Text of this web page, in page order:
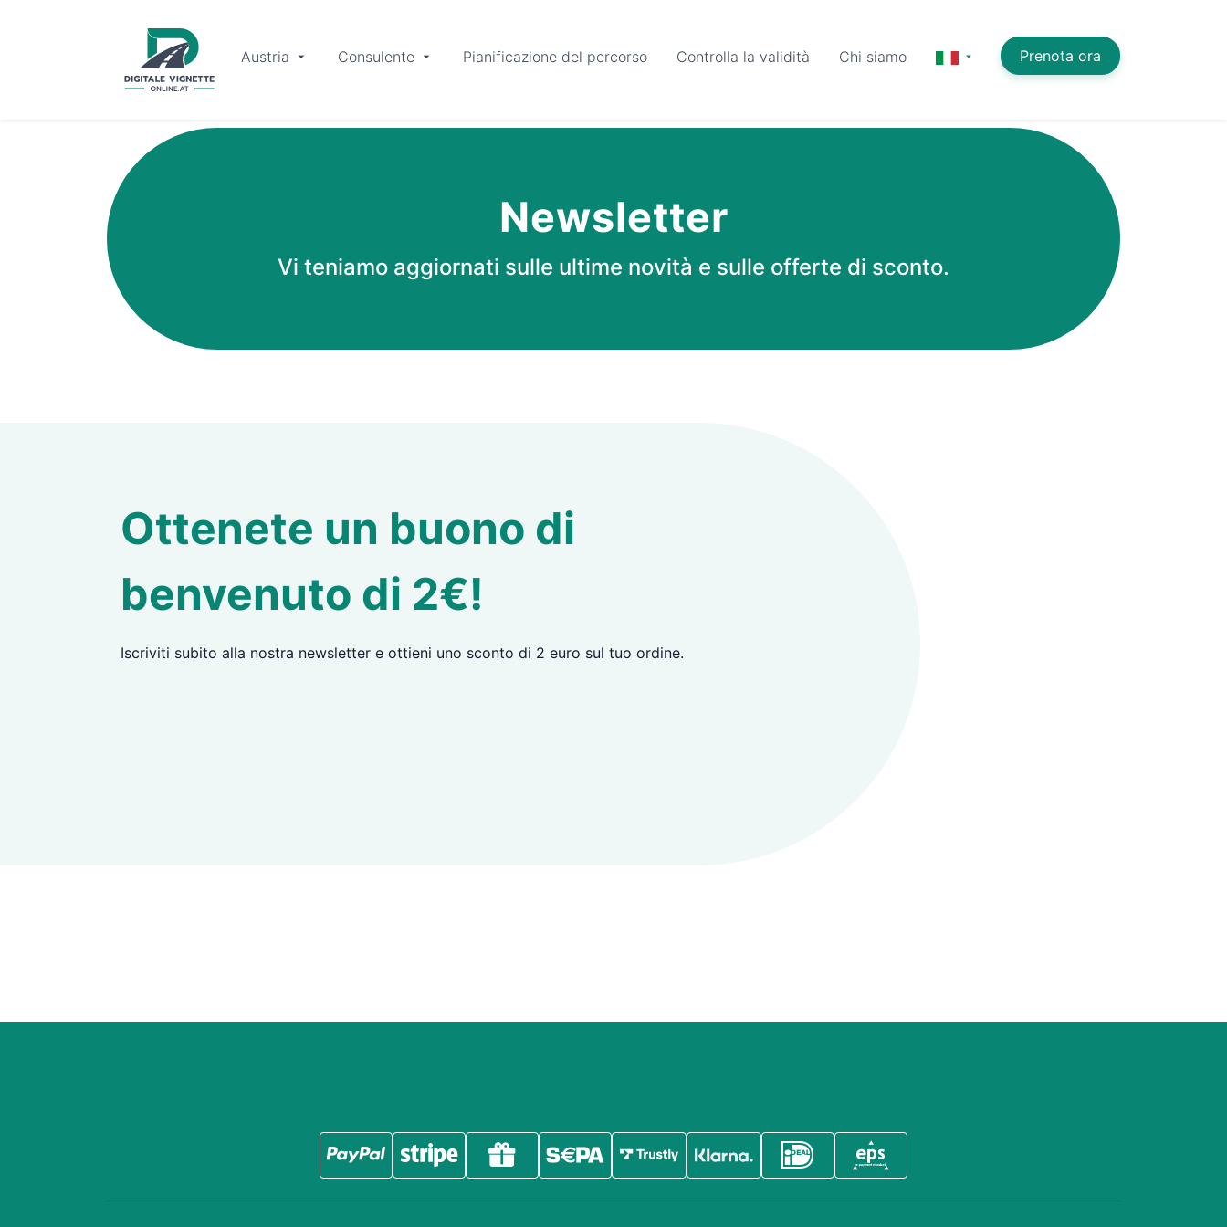
Austria Prenota ora
Consulente Pianificazione del percorso Controlla la validità Chi siamo
Newsletter
Vi teniamo aggiornati sulle ultime novità e sulle offerte di sconto.
Ottenete un buono di
benvenuto di 2€!
Iscriviti subito alla nostra newsletter e ottieni uno sconto di 2 euro sul tuo ordine.